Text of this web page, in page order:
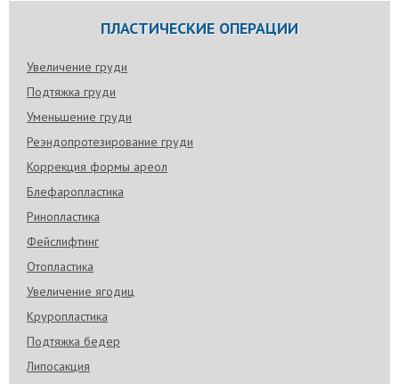
ПЛАСТИЧЕСКИЕ ОПЕРАЦИИ
Увеличение груди
Подтяжка груди
Уменьшение груди
Реэндопротезирование груди
Коррекция формы ареол
Блефаропластика
Ринопластика
Фейслифтинг
Отопластика
Увеличение ягодиц
Круропластика
Подтяжка бедер
Липосакция